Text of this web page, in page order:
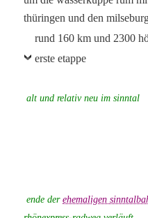
thüringen und den
rund 160 km und 2300
erste etappe
alt und relativ neu im sinntal
ende derehemaligen